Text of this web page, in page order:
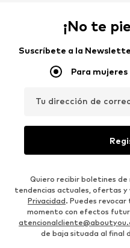
¡No te
Suscríbete a la
Para mujeres
Tu dirección de
Quiero recibir boletines de
tendencias actuales, ofertas y
Privacidad. Puedes
momento con efectos
de baja situada al final